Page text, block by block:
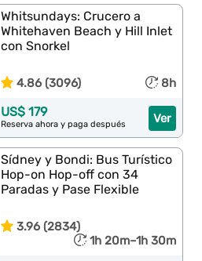
Whitsundays: Crucero a
Whitehaven Beach y Hill Inlet
con Snorkel
4.86 (3096) 8h
Ver
US$ 179
Reserva ahora y paga después
Sídney y Bondi: Bus Turístico
Hop-on Hop-off con 34
Paradas y Pase Flexible
3.96 (2834)
1h 20m–1h 30m